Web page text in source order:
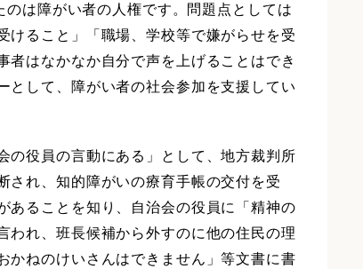
は障がい者の人権です。問題点としては
けること」「職場、学校等で嫌がらせを受
はなかなか自分で声を上げることはでき
として、障がい者の社会参加を支援してい
の役員の言動にある」として、地方裁判所
され、知的障がいの療育手帳の交付を受
あることを知り、自治会の役員に「精神の
われ、班長候補から外すのに他の住民の理
かねのけいさんはできません」等文書に書